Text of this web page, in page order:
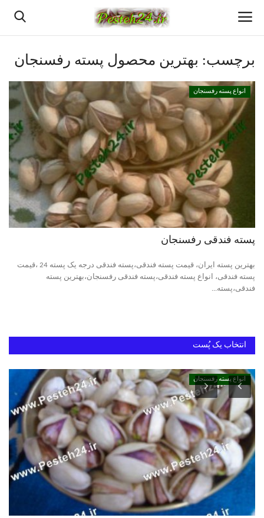
خانه
قیمت روزانه پسته رفسنجان
بهترین پسته رفسنجان
پسته رفسنجان
انواع پسته رفسنجان
پسته اعلا رفسنجان
دانستنیهای پـسـتـه رفسنجان
خرید پسته رفسنجان
برچسب: بهترین محصول پسته رفسنجان
انواع پسته رفسنجان
پسته فندقی رفسنجان
بهترین پسته ایران، قیمت پسته فندقی،پسته فندقی درجه یک پسته 24 ،قیمت
پسته فندقی، انواع پسته فندقی،پسته فندقی رفسنجان،بهترین پسته
فندقی،پسته...
انتخاب یک پُست
انواع پسته رفسنجان